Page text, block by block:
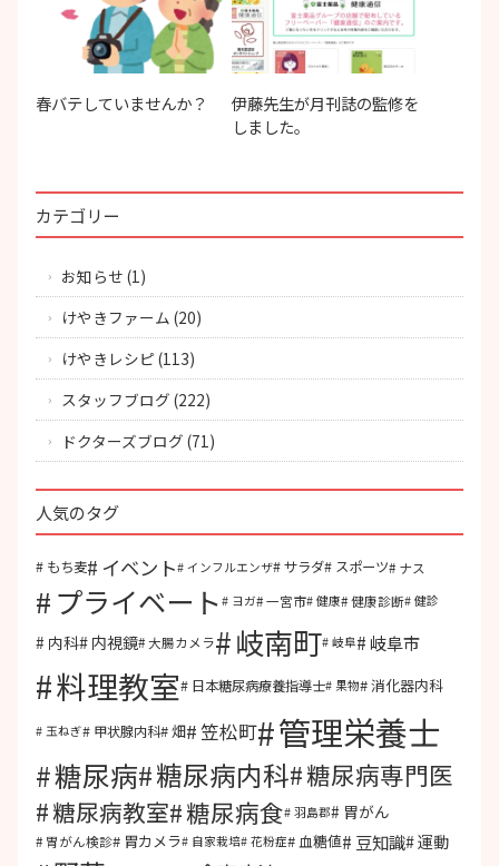
春バテしていませんか？
伊藤先生が月刊誌の監修を
しました。
カテゴリー
お知らせ (1)
けやきファーム (20)
けやきレシピ (113)
スタッフブログ (222)
ドクターズブログ (71)
人気のタグ
もち麦 イベント インフルエンザ サラダ スポーツ ナス
プライベート ヨガ 一宮市 健康 健康診断 健診
内科 内視鏡 大腸カメラ 岐南町 岐阜 岐阜市
料理教室 日本糖尿病療養指導士 果物 消化器内科
玉ねぎ 甲状腺内科 畑 笠松町 管理栄養士
糖尿病 糖尿病内科 糖尿病専門医
糖尿病教室 糖尿病食 羽島郡 胃がん
胃がん検診 胃カメラ 自家栽培 花粉症 血糖値 豆知識 運動